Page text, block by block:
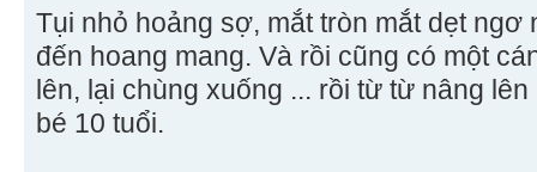
Tụi nhỏ hoảng sợ, mắt tròn mắt dẹt ngơ
đến hoang mang. Và rồi cũng có một
lên, lại chùng xuống ... rồi từ từ nâng
bé 10 tuổi.